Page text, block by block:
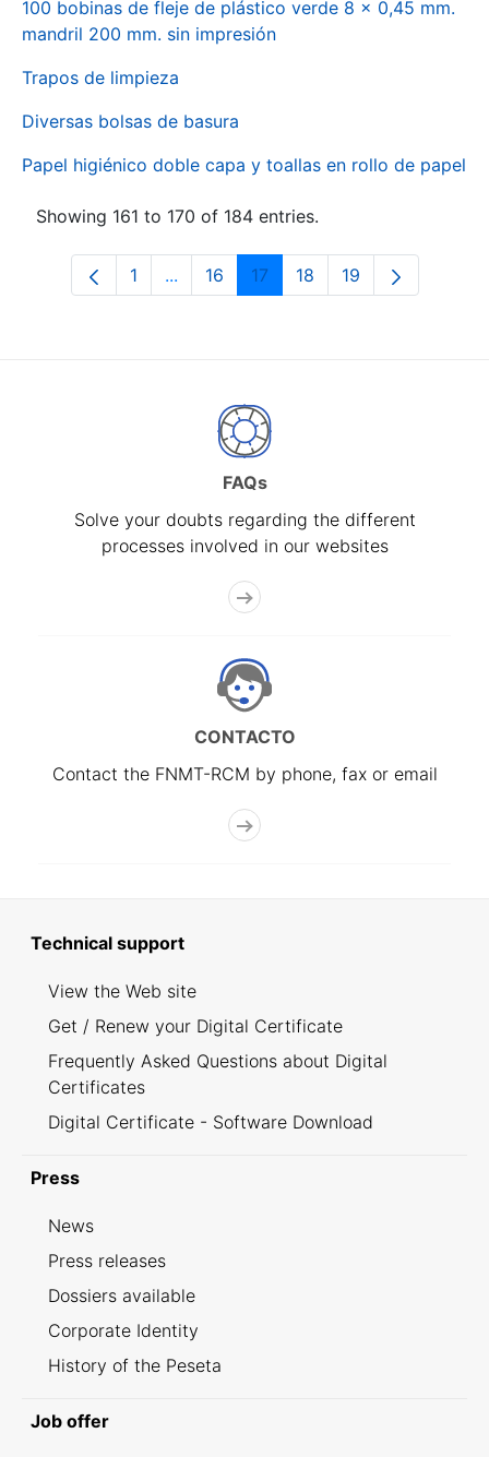
100 bobinas de fleje de plástico verde 8 x 0,45 mm.
mandril 200 mm. sin impresión
Trapos de limpieza
Diversas bolsas de basura
Papel higiénico doble capa y toallas en rollo de papel
Showing 161 to 170 of 184 entries.
Page
1 ...Intermediate Pages Use TAB to
Page
16 Page
17 Page
18 Page
19
FAQs
Solve your doubts regarding the different
processes involved in our websites
CONTACTO
Contact the FNMT-RCM by phone, fax or email
Technical support
View the Web site
Get / Renew your Digital Certificate
Frequently Asked Questions about Digital
Certificates
Digital Certificate - Software Download
Press
News
Press releases
Dossiers available
Corporate Identity
History of the Peseta
Job offer